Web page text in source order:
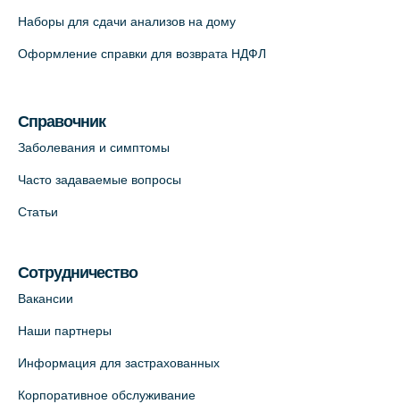
На карте
Красносельское шоссе, 54, к.3
Медицинский центр на Кондратьевском
д.3, В.О. (официальный партнёр)
+7 (812) 986-98-91
Наборы для сдачи анализов на дому
Оформление справки для возврата НДФЛ
Справочник
Заболевания и симптомы
Часто задаваемые вопросы
Статьи
Сотрудничество
Вакансии
Наши партнеры
Информация для застрахованных
Корпоративное обслуживание